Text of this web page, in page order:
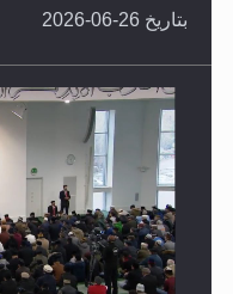
بتاريخ 26-06-2026